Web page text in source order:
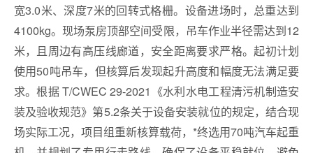
宽3.0米、深度7米的回转式格栅。设备进场时，总重达到
4100kg。现场泵房顶部空间受限，吊车作业半径需达到12
米，且周边有高压线廊道，安全距离要求严格。起初计划
使用50吨吊车，但核算后发现起升高度和幅度无法满足要
求。根据 T/CWEC 29-2021《水利水电工程清污机制造安
装及验收规范》第5.2条关于设备安装就位的规定，结合现
场实际工况，项目组重新核算载荷，*终选用70吨汽车起重